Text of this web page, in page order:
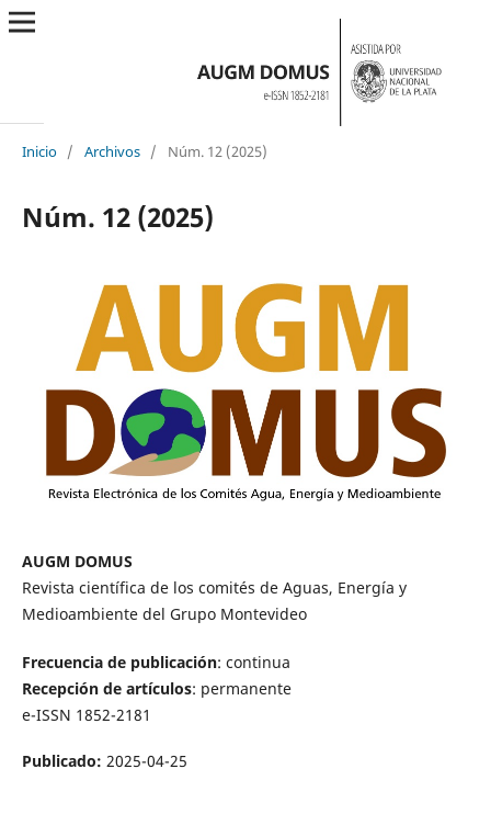
Inicio / Archivos / Núm. 12 (2025)
Núm. 12 (2025)
AUGM DOMUS
Revista científica de los comités de Aguas, Energía y
Medioambiente del Grupo Montevideo
Frecuencia de publicación: continua
Recepción de artículos: permanente
e-ISSN 1852-2181
Publicado: 2025-04-25